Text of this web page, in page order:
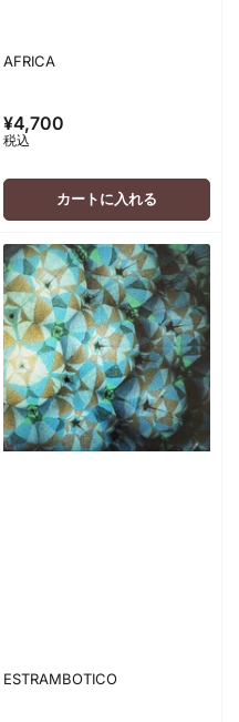
AFRICA
通
常
価
¥4,700
税込
カートに入れる
ESTRAMBOTICO